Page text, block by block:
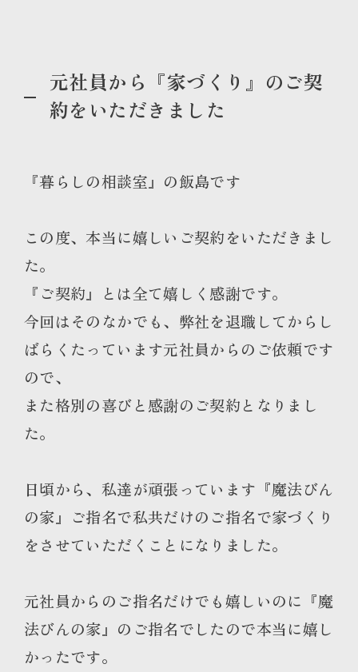
元社員から『家づくり』のご契
約をいただきました
『暮らしの相談室』の飯島です
この度、本当に嬉しいご契約をいただきまし
た。
『ご契約』とは全て嬉しく感謝です。
今回はそのなかでも、弊社を退職してからし
ばらくたっています元社員からのご依頼です
ので、
また格別の喜びと感謝のご契約となりまし
た。
日頃から、私達が頑張っています『魔法びん
の家』ご指名で私共だけのご指名で家づくり
をさせていただくことになりました。
元社員からのご指名だけでも嬉しいのに『魔
法びんの家』のご指名でしたので本当に嬉し
かったです。